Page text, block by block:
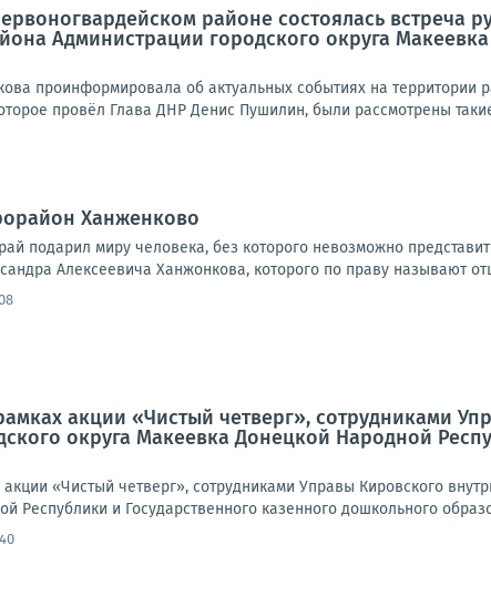
районе состоялась встреча
Администрации городского округа
проинформировала об актуальных событиях на территории
провёл Глава ДНР Денис Пушилин, были рассмотрены
Ханженково
подарил миру человека, без которого невозможно
Алексеевича Ханжонкова, которого по праву называют
акции «Чистый четверг», сотрудниками
округа Макеевка Донецкой Народной
акции «Чистый четверг», сотрудниками Управы Кировского
Республики и Государственного казенного дошкольного